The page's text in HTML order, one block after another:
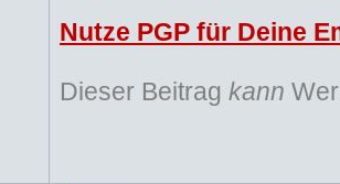
Nutze PGP für Deine
Dieser Beitrag kann